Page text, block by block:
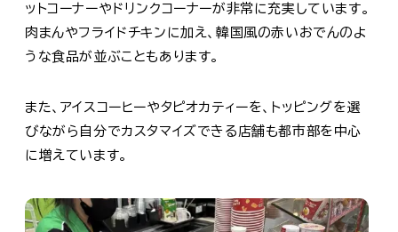
ットコーナーやドリンクコーナーが非常に充実しています。
肉まんやフライドチキンに加え、韓国風の赤いおでんのよ
うな食品が並ぶこともあります。
また、アイスコーヒーやタピオカティーを、トッピングを選
びながら自分でカスタマイズできる店舗も都市部を中心
に増えています。